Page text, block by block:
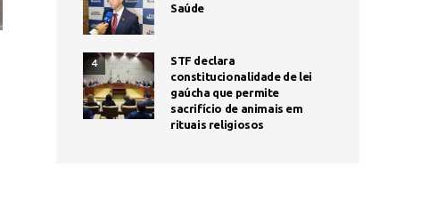
Saúde
4
STF declara
constitucionalidade de lei
gaúcha que permite
sacrifício de animais em
rituais religiosos